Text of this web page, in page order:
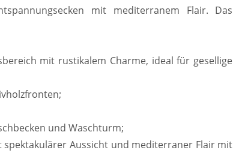
mit mediterranem Flair. Das
mit rustikalem Charme, ideal für gesellige
und Waschturm;
Aussicht und mediterraner Flair mit